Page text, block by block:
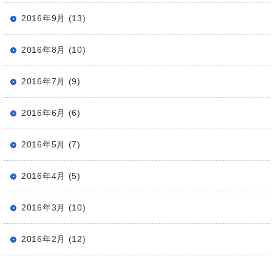
2016年9月 (13)
2016年8月 (10)
2016年7月 (9)
2016年6月 (6)
2016年5月 (7)
2016年4月 (5)
2016年3月 (10)
2016年2月 (12)